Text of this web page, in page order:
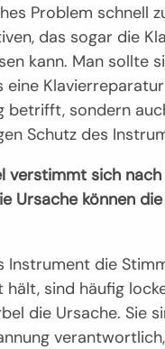
Problem schnell
das sogar die
kann. Man sollte
eine
betrifft, sondern
Schutz des
verstimmt sich
Ursache können
Instrument die
hält, sind häufig
die Ursache. Sie